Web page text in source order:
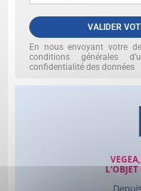
VALIDER
En nous envoyant votre
conditions générales
confidentialité des données